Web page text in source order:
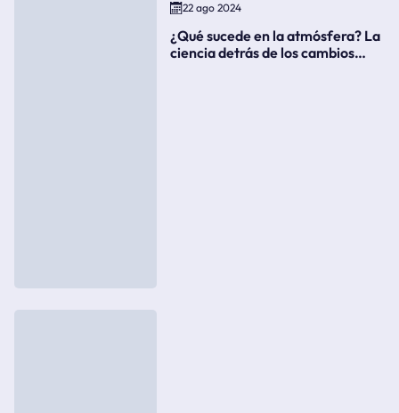
22 ago 2024
¿Qué sucede en la atmósfera? La
ciencia detrás de los cambios